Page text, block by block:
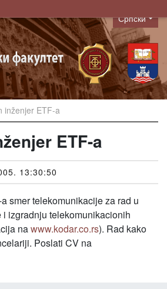
Language
Српски
inženjer ETF-a
ETF-a
13:30:50
smer telekomunikacije za rad u
izgradnju telekomunikacionih
nawww.kodar.co.rs). Rad kako
Poslati CV na